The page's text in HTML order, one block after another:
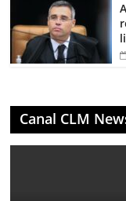
Canal CLM